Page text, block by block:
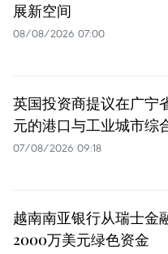
展新空间
08/08/2026 07:00
英国投资商提议在广宁
元的港口与工业城市综
07/08/2026 09:18
越南南亚银行从瑞士金
2000万美元绿色资金